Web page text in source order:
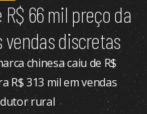
66 mil preço da
vendas discretas
chinesa caiu de R$
R$ 313 mil em vendas
rural